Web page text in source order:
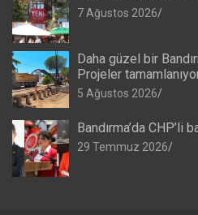
7 Ağustos 2026
Daha güzel bir
Projeler
5 Ağustos 2026
Bandırma’da CHP’li
29 Temmuz 2026